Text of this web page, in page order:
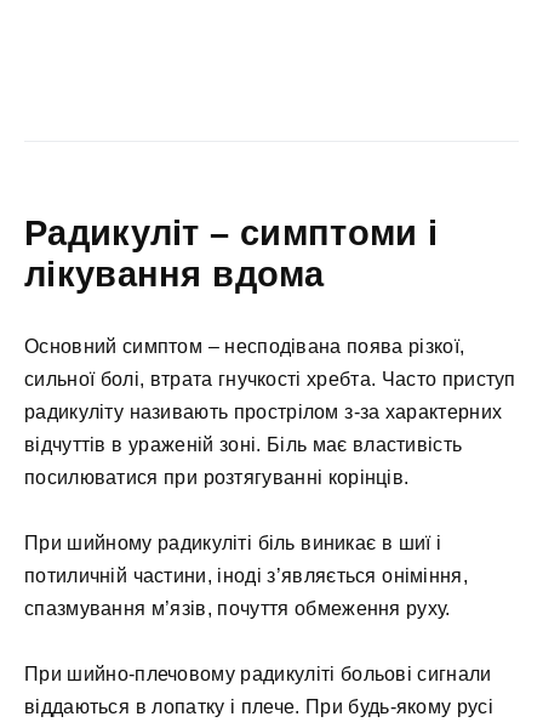
Радикуліт – симптоми і
лікування вдома
Основний симптом – несподівана поява різкої,
сильної болі, втрата гнучкості хребта. Часто приступ
радикуліту називають прострілом з-за характерних
відчуттів в ураженій зоні. Біль має властивість
посилюватися при розтягуванні корінців.
При шийному радикуліті біль виникає в шиї і
потиличній частини, іноді з’являється оніміння,
спазмування м’язів, почуття обмеження руху.
При шийно-плечовому радикуліті больові сигнали
віддаються в лопатку і плече. При будь-якому русі